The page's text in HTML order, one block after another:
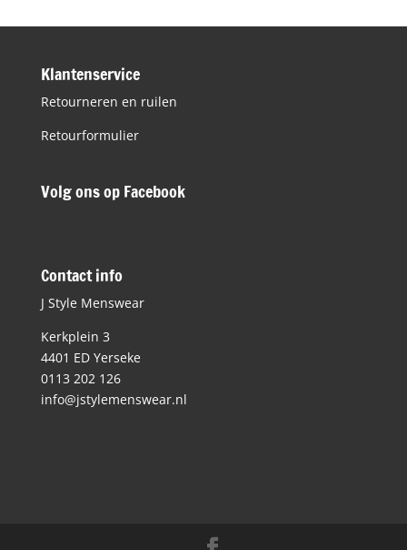
€39,95.€10,00.
Klantenservice
Retourneren en ruilen
Retourformulier
Volg ons op Facebook
Contact info
J Style Menswear
Kerkplein 3
4401 ED Yerseke
0113 202 126
info@jstylemenswear.nl